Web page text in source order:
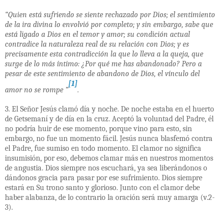
“Quien está sufriendo se siente rechazado por Dios; el sentimiento
de la ira divina lo envolvió por completo; y sin embargo, sabe que
está ligado a Dios en el temor y amor; su condición actual
contradice la naturaleza real de su relación con Dios; y es
precisamente esta contradicción la que lo lleva a la queja, que
surge de lo más íntimo: ¿Por qué me has abandonado? Pero a
pesar de este sentimiento de abandono de Dios, el vínculo del
amor no se rompe ”
[1]
.
3. El Señor Jesús clamó día y noche. De noche estaba en el huerto
de Getsemaní y de día en la cruz. Aceptó la voluntad del Padre, él
no podría huir de ese momento, porque vino para esto, sin
embargo, no fue un momento fácil. Jesús nunca blasfemó contra
el Padre, fue sumiso en todo momento. El clamor no significa
insumisión, por eso, debemos clamar más en nuestros momentos
de angustia. Dios siempre nos escuchará, ya sea liberándonos o
dándonos gracia para pasar por ese sufrimiento. Dios siempre
estará en Su trono santo y glorioso. Junto con el clamor debe
haber alabanza, de lo contrario la oración será muy amarga (v.2-
3).